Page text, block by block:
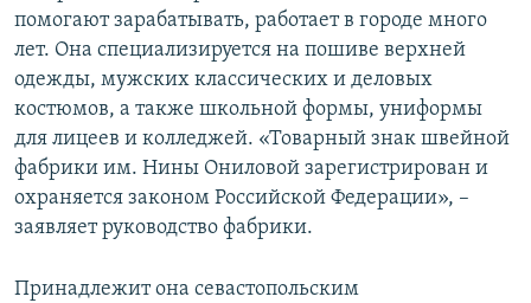
помогают зарабатывать, работает в городе много
лет. Она специализируется на пошиве верхней
одежды, мужских классических и деловых
костюмов, а также школьной формы, униформы
для лицеев и колледжей. «Товарный знак швейной
фабрики им. Нины Ониловой зарегистрирован и
охраняется законом Российской Федерации», –
заявляет руководство фабрики.
Принадлежит она севастопольским